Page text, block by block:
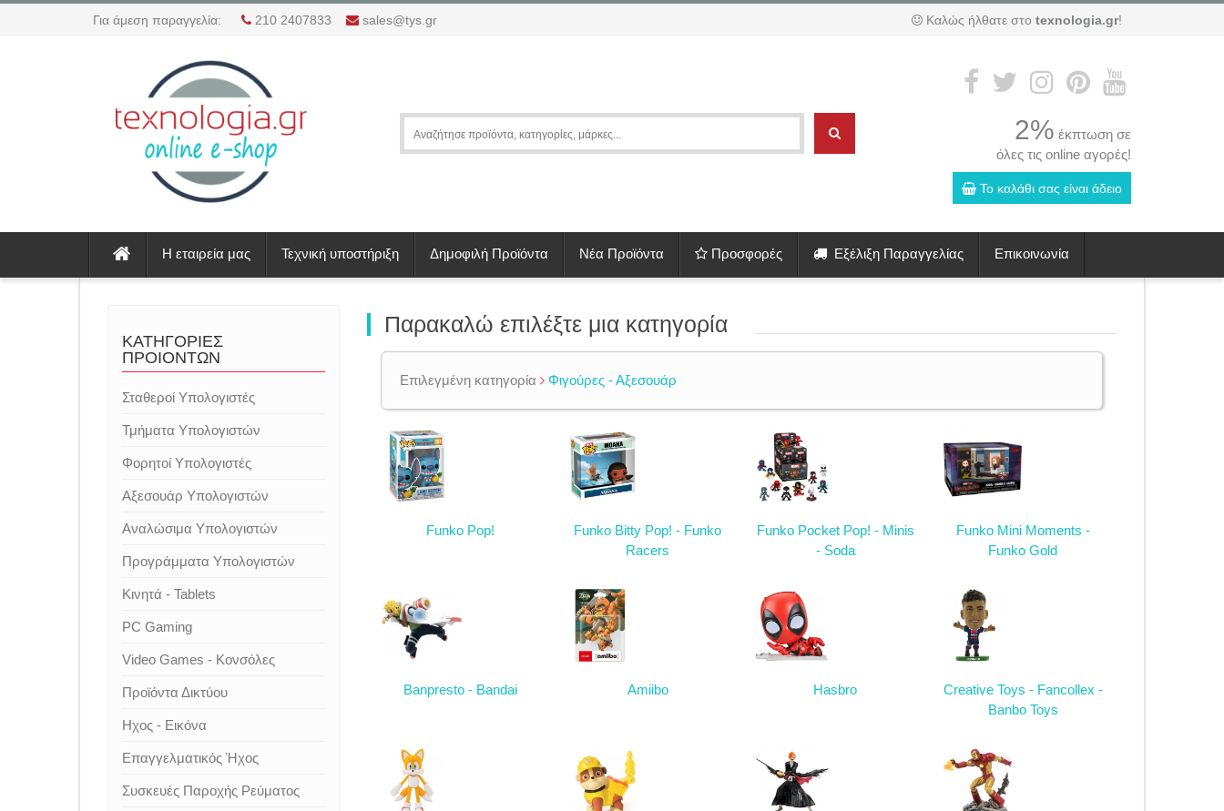
Για άμεση παραγγελία: 210 2407833 sales@tys.gr Καλώς ήλθατε στο texnologia.gr!
2% έκπτωση σε
όλες τις online αγορές!
Το καλάθι σας είναι άδειο
Η εταιρεία μας Τεχνική υποστήριξη Δημοφιλή Προϊόντα Νέα Προϊόντα Προσφορές Εξέλιξη Παραγγελίας Επικοινωνία
ΚΑΤΗΓΟΡΙΕΣ
ΠΡΟΙΟΝΤΩΝ
Σταθεροί Υπολογιστές
Τμήματα Υπολογιστών
Φορητοί Υπολογιστές
Αξεσουάρ Υπολογιστών
Αναλώσιμα Υπολογιστών
Προγράμματα Υπολογιστών
Κινητά - Tablets
PC Gaming
Video Games - Κονσόλες
Προϊόντα Δικτύου
Ηχος - Εικόνα
Επαγγελματικός Ήχος
Συσκευές Παροχής Ρεύματος
Παρακαλώ επιλέξτε μια κατηγορία
Επιλεγμένη κατηγορία Φιγούρες - Αξεσουάρ
Funko Pop!
Funko Bitty Pop! - Funko
Racers
Funko Pocket Pop! - Minis
- Soda
Funko Mini Moments -
Funko Gold
Banpresto - Bandai Amiibo Hasbro
Creative Toys - Fancollex -
Banbo Toys